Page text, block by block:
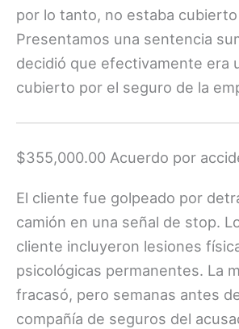
por lo tanto, no estaba
Presentamos una sentencia
decidió que efectivamente era
cubierto por el seguro de la
$355,000.00 Acuerdo por
El cliente fue golpeado por
camión en una señal de stop.
cliente incluyeron lesiones
psicológicas permanentes. La
fracasó, pero semanas antes
compañía de seguros del